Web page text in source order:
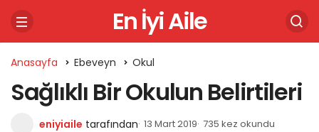
En İyi Aile
Anasayfa Ebeveyn Okul
Sağlıklı Bir Okulun Belirtileri
eniyiaile tarafından 13 Mart 2019 735 kez okundu